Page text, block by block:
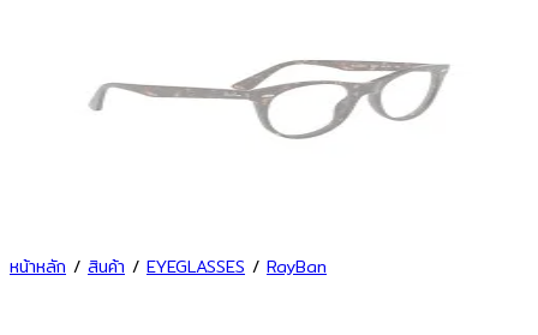
หน้าหลัก / สินค้า / EYEGLASSES / RayBan